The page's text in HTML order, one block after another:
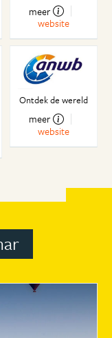
meer
website
Ontdek de wereld
meer
website